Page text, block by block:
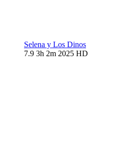
Selena y Los Dinos
7.9 3h 2m 2025 HD